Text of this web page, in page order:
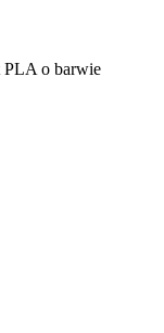
PLA o barwie